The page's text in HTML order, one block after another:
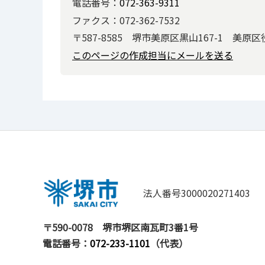
ファクス：072-362-7532
〒587-8585 堺市美原区黒山167-1 美原区
このページの作成担当にメールを送る
法人番号3000020271403
〒590-0078
堺市堺区南瓦町3番1号
電話番号： 072-233-1101 （代表）